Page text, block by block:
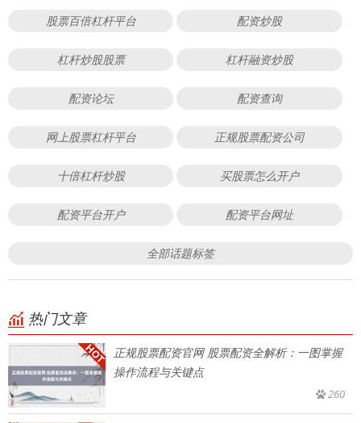
股票百倍杠杆平台 配资炒股
杠杆炒股股票 杠杆融资炒股
配资论坛 配资查询
网上股票杠杆平台 正规股票配资公司
十倍杠杆炒股 买股票怎么开户
配资平台开户 配资平台网址
全部话题标签
热门文章
正规股票配资官网 股票配资全解析：一图掌握
操作流程与关键点
260